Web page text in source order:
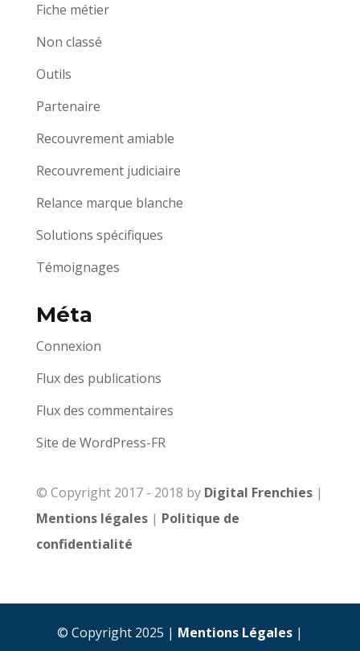
Fiche métier
Non classé
Outils
Partenaire
Recouvrement amiable
Recouvrement judiciaire
Relance marque blanche
Solutions spécifiques
Témoignages
Méta
Connexion
Flux des publications
Flux des commentaires
Site de WordPress-FR
© Copyright 2017 - 2018 by Digital Frenchies|
Mentions légales| Politique de
confidentialité
© Copyright 2025 | Mentions Légales|